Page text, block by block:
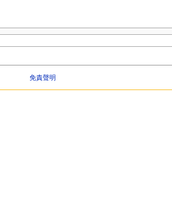
免責聲明